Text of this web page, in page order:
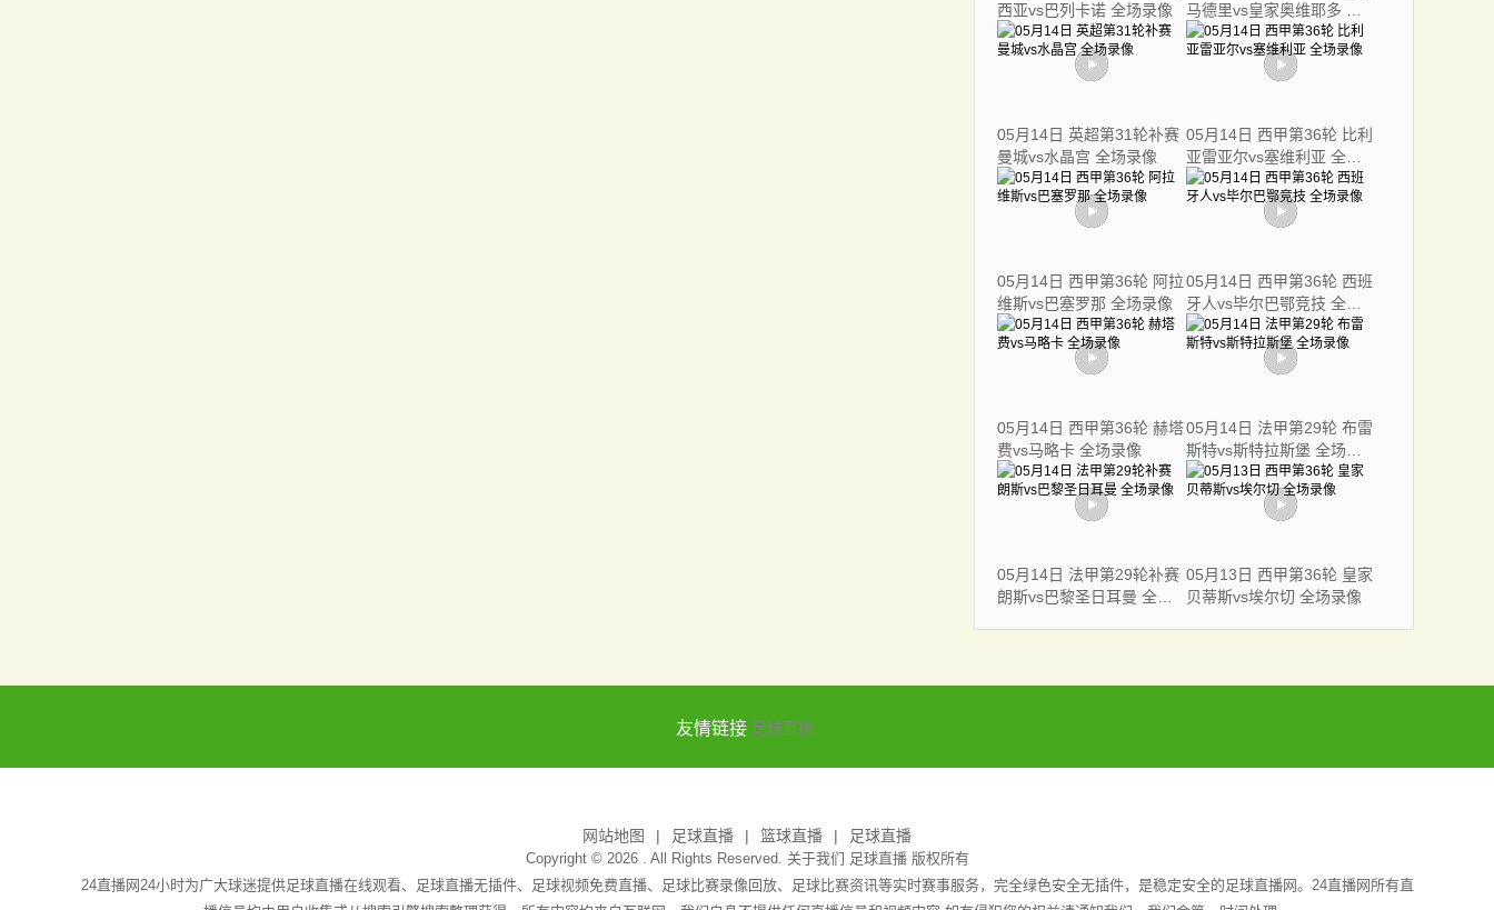
西亚vs巴列卡诺 全场录像
马德里vs皇家奥维耶多 全
场录像
05月14日 英超第31轮补赛
曼城vs水晶宫 全场录像
05月14日 西甲第36轮 比利
亚雷亚尔vs塞维利亚 全场
录像
05月14日 西甲第36轮 阿拉
维斯vs巴塞罗那 全场录像
05月14日 西甲第36轮 西班
牙人vs毕尔巴鄂竞技 全场
录像
05月14日 西甲第36轮 赫塔
费vs马略卡 全场录像
05月14日 法甲第29轮 布雷
斯特vs斯特拉斯堡 全场录
像
05月14日 法甲第29轮补赛
朗斯vs巴黎圣日耳曼 全场
05月13日 西甲第36轮 皇家
贝蒂斯vs埃尔切 全场录像
友情链接 足球直播
网站地图 足球直播 篮球直播 足球直播
Copyright © 2026 . All Rights Reserved. 关于我们 足球直播版权所有
24直播网24小时为广大球迷提供足球直播在线观看、足球直播无插件、足球视频免费直播、足球比赛录像回放、足球比赛资讯等实时赛事服务，完全绿色安全无插件，是稳定安全的足球直播网。24直播网所有直